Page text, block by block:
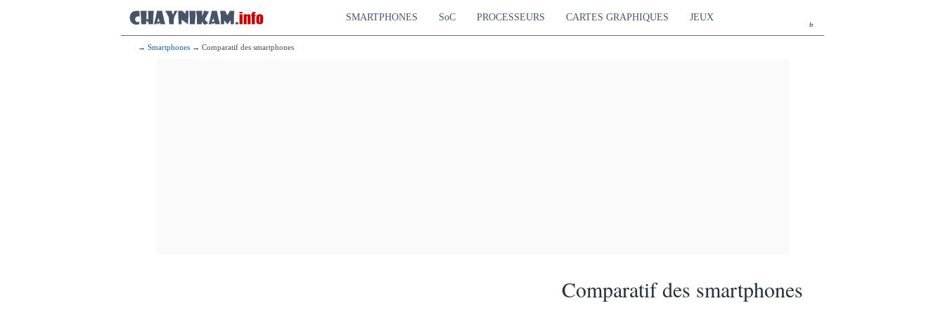
fr
SMARTPHONES SoC PROCESSEURS CARTES GRAPHIQUES JEUX
→ Smartphones → Comparatif des smartphones
Comparatif des smartphones